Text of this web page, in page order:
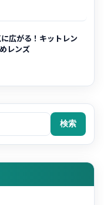
広がる！キットレン
レンズ
検索